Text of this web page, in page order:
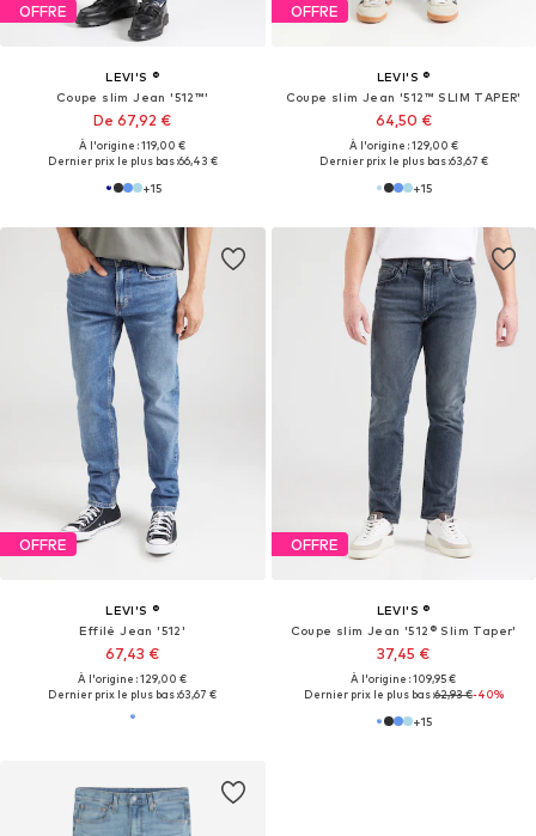
OFFRE
LEVI'S ®
Coupe slim Jean '512™'
De 67,92 €
À l'origine : 119,00 €
Dernier prix le plus bas :66,43 €
+15
OFFRE
LEVI'S ®
Coupe slim Jean '512™ SLIM TAPER'
64,50 €
À l'origine : 129,00 €
Dernier prix le plus bas :63,67 €
+15
OFFRE
LEVI'S ®
Effilé Jean '512'
67,43 €
À l'origine : 129,00 €
Dernier prix le plus bas :63,67 €
OFFRE
LEVI'S ®
Coupe slim Jean '512® Slim Taper'
37,45 €
À l'origine : 109,95 €
Dernier prix le plus bas :62,93 €-40%
+15